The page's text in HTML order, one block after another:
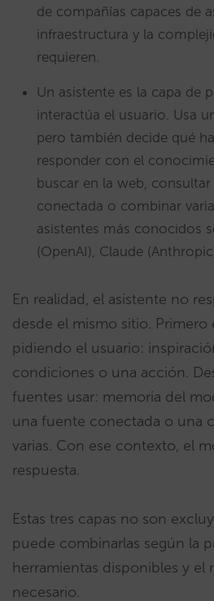
de compañías capaces de
infraestructura y la
requieren.
Un asistente es la capa de
interactúa el usuario. Usa
pero también decide qué
responder con el
buscar en la web,
conectada o combinar
asistentes más conocidos
(OpenAI), Claude
En realidad, el asistente no
desde el mismo sitio.
pidiendo el usuario:
condiciones o una acción.
fuentes usar: memoria del
una fuente conectada o una
varias. Con ese contexto, el
respuesta.
Estas tres capas no son
puede combinarlas según la
herramientas disponibles y el
necesario.